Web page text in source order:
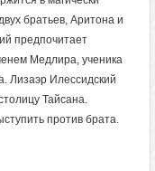
братьев, Аритона и
предпочитает
Медлира, ученика
Лизаэр Илессидский
Тайсана.
против брата.